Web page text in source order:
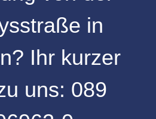
in
? Ihr kurzer
uns: 089